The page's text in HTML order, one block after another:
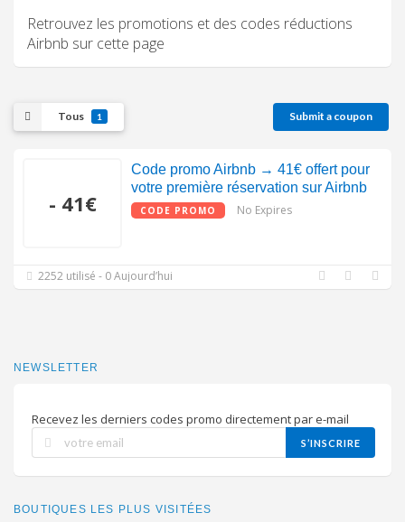
Retrouvez les promotions et des codes réductions
Airbnb sur cette page
Tous 1 Submit a coupon
- 41€
Code promo Airbnb → 41€ offert pour
votre première réservation sur Airbnb
CODE PROMO No Expires
2252 utilisé - 0 Aujourd’hui
NEWSLETTER
Recevez les derniers codes promo directement par e-mail
S’INSCRIRE
BOUTIQUES LES PLUS VISITÉES